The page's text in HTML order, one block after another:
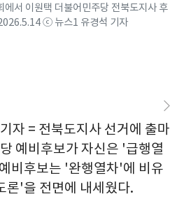
서 이원택 더불어민주당 전북도지사 후
ⓒ 뉴스1 유경석 기자
자 = 전북도지사 선거에 출마
예비후보가 자신은 '급행열
비후보는 '완행열차'에 비유
론'을 전면에 내세웠다.